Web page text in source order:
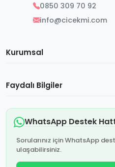
0850 309 70 92
info@cicekmi.com
Kurumsal
Faydalı Bilgiler
WhatsApp Destek
Sorularınız için WhatsApp
ulaşabilirsiniz.